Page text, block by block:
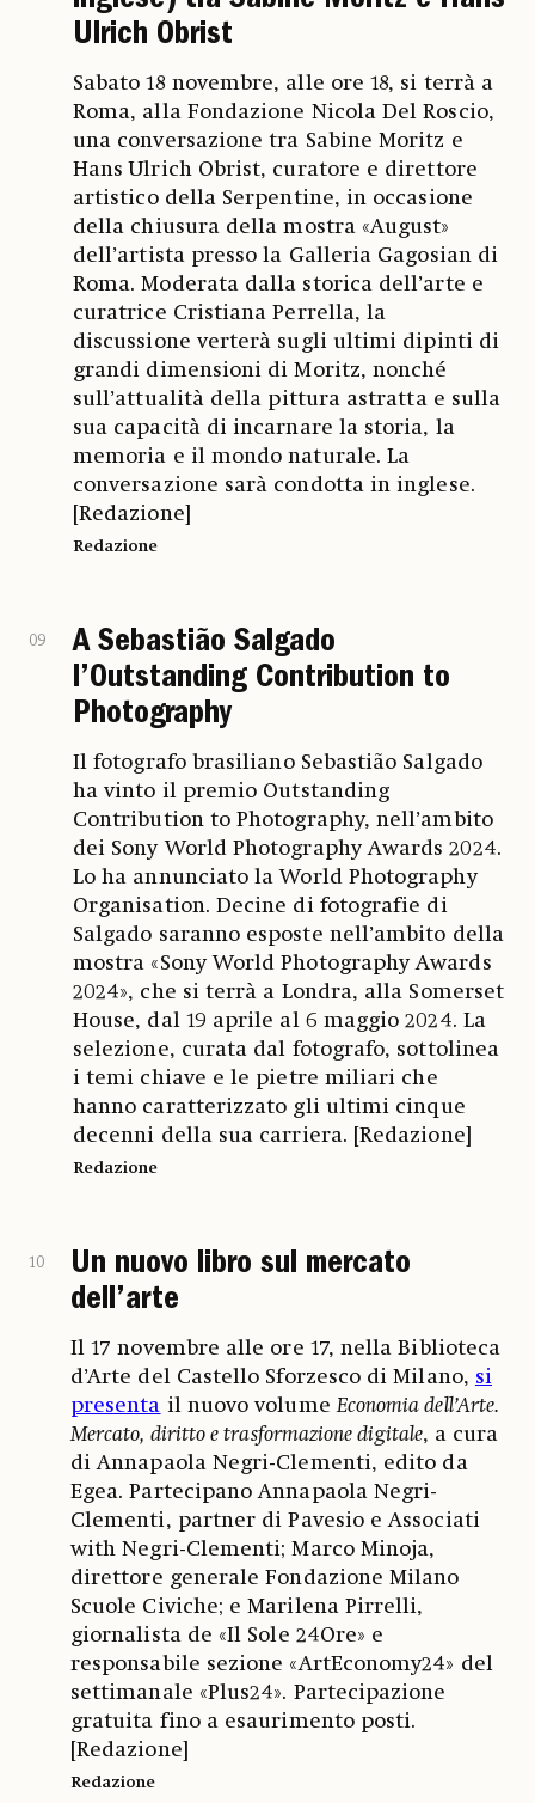
Ulrich Obrist
Sabato 18 novembre, alle ore 18, si terrà a
Roma, alla Fondazione Nicola Del Roscio,
una conversazione tra Sabine Moritz e
Hans Ulrich Obrist, curatore e direttore
artistico della Serpentine, in occasione
della chiusura della mostra «August»
dell’artista presso la Galleria Gagosian di
Roma. Moderata dalla storica dell’arte e
curatrice Cristiana Perrella, la
discussione verterà sugli ultimi dipinti di
grandi dimensioni di Moritz, nonché
sull’attualità della pittura astratta e sulla
sua capacità di incarnare la storia, la
memoria e il mondo naturale. La
conversazione sarà condotta in inglese.
[Redazione]
Redazione
09
A Sebastião Salgado
l’Outstanding Contribution to
Photography
Il fotografo brasiliano Sebastião Salgado
ha vinto il premio Outstanding
Contribution to Photography, nell’ambito
dei Sony World Photography Awards 2024.
Lo ha annunciato la World Photography
Organisation. Decine di fotografie di
Salgado saranno esposte nell’ambito della
mostra «Sony World Photography Awards
2024», che si terrà a Londra, alla Somerset
House, dal 19 aprile al 6 maggio 2024. La
selezione, curata dal fotografo, sottolinea
i temi chiave e le pietre miliari che
hanno caratterizzato gli ultimi cinque
decenni della sua carriera. [Redazione]
Redazione
10
Un nuovo libro sul mercato
dell’arte
Il 17 novembre alle ore 17, nella Biblioteca
d’Arte del Castello Sforzesco di Milano, si
presenta il nuovo volumeEconomia dell’Arte.
Mercato, diritto e trasformazione digitale, a cura
di Annapaola Negri-Clementi, edito da
Egea. Partecipano Annapaola Negri-
Clementi, partner di Pavesio e Associati
with Negri-Clementi; Marco Minoja,
direttore generale Fondazione Milano
Scuole Civiche; e Marilena Pirrelli,
giornalista de «Il Sole 24Ore» e
responsabile sezione «ArtEconomy24» del
settimanale «Plus24». Partecipazione
gratuita fino a esaurimento posti.
[Redazione]
Redazione